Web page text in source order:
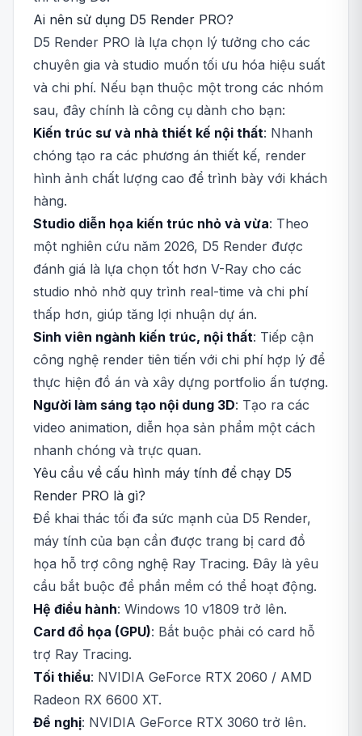
Ai nên sử dụng D5 Render PRO?
D5 Render PRO là lựa chọn lý tưởng cho các
chuyên gia và studio muốn tối ưu hóa hiệu suất
và chi phí. Nếu bạn thuộc một trong các nhóm
sau, đây chính là công cụ dành cho bạn:
Kiến trúc sư và nhà thiết kế nội thất: Nhanh
chóng tạo ra các phương án thiết kế, render
hình ảnh chất lượng cao để trình bày với khách
hàng.
Studio diễn họa kiến trúc nhỏ và vừa: Theo
một nghiên cứu năm 2026, D5 Render được
đánh giá là lựa chọn tốt hơn V-Ray cho các
studio nhỏ nhờ quy trình real-time và chi phí
thấp hơn, giúp tăng lợi nhuận dự án.
Sinh viên ngành kiến trúc, nội thất: Tiếp cận
công nghệ render tiên tiến với chi phí hợp lý để
thực hiện đồ án và xây dựng portfolio ấn tượng.
Người làm sáng tạo nội dung 3D: Tạo ra các
video animation, diễn họa sản phẩm một cách
nhanh chóng và trực quan.
Yêu cầu về cấu hình máy tính để chạy D5
Render PRO là gì?
Để khai thác tối đa sức mạnh của D5 Render,
máy tính của bạn cần được trang bị card đồ
họa hỗ trợ công nghệ Ray Tracing. Đây là yêu
cầu bắt buộc để phần mềm có thể hoạt động.
Hệ điều hành: Windows 10 v1809 trở lên.
Card đồ họa (GPU): Bắt buộc phải có card hỗ
trợ Ray Tracing.
Tối thiểu: NVIDIA GeForce RTX 2060 / AMD
Radeon RX 6600 XT.
Đề nghị: NVIDIA GeForce RTX 3060 trở lên.